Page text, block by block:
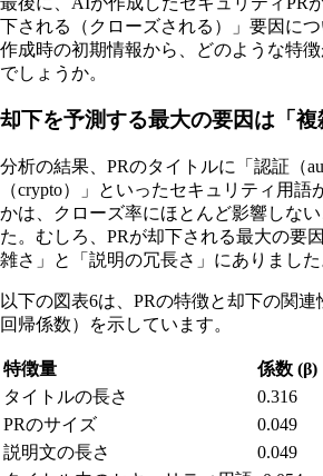
下される（クローズされる）」要因に
作成時の初期情報から、どのような特
でしょうか。
却下を予測する最大の要因は「複
分析の結果、PRのタイトルに「認証（
（crypto）」といったセキュリティ用語
かは、クローズ率にほとんど影響しな
た。むしろ、PRが却下される最大の要
雑さ」と「説明の冗長さ」にありました
以下の図表6は、PRの特徴と却下の関
回帰係数）を示しています。
特徴量
係数 (β)
タイトルの長さ
0.316
PRのサイズ
0.049
説明文の長さ
0.049